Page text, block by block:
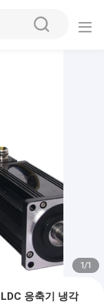
1/1
응축기 냉각